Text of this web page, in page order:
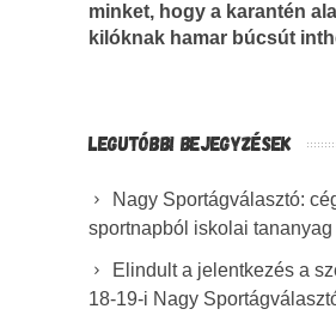
minket, hogy a karantén
kilóknak hamar búcsút
LEGUTÓBBI BEJEGYZÉSEK
Nagy Sportágválasztó:
sportnapból iskolai tananyag
Elindult a jelentkezés a
18-19-i Nagy